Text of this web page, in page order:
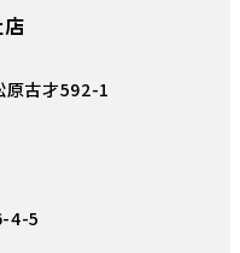
原古才592-1
4-5